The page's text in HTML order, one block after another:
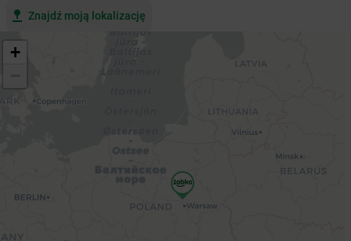
Znajdź moją lokalizację
+